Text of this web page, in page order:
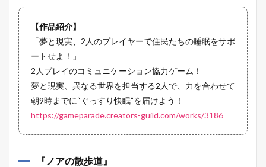
【作品紹介】
「夢と現実、2人のプレイヤーで住民たちの睡眠をサポ
ートせよ！」
2人プレイのコミュニケーション協力ゲーム！
夢と現実、異なる世界を担当する2人で、力を合わせて
朝9時までに“ぐっすり快眠”を届けよう！
https://gameparade.creators-guild.com/works/3186
『 ノアの散歩道 』